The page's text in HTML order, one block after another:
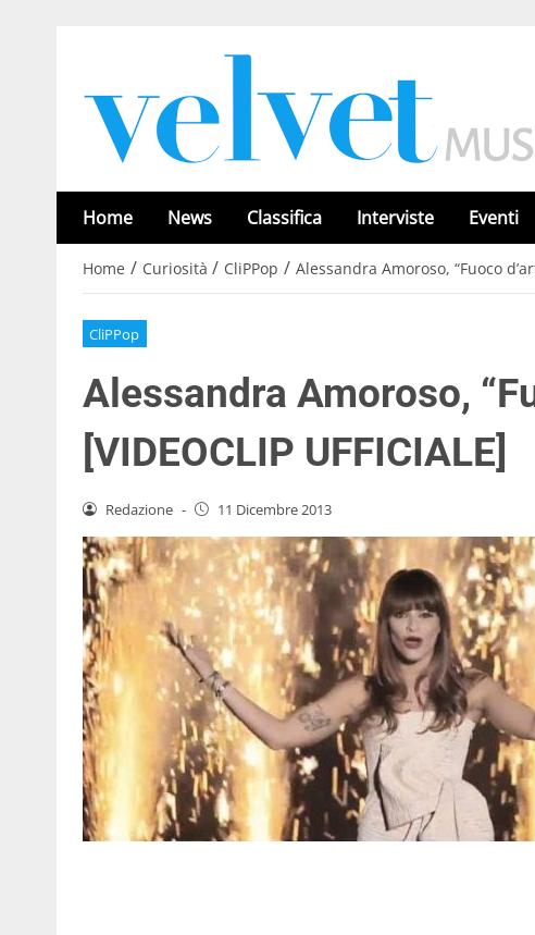
Home News Classifica Interviste Eventi
Home / Curiosità / CliPPop / Alessandra Amoroso, “Fuoco
CliPPop
Alessandra Amoroso,
[VIDEOCLIP UFFICIALE]
Redazione - 11 Dicembre 2013